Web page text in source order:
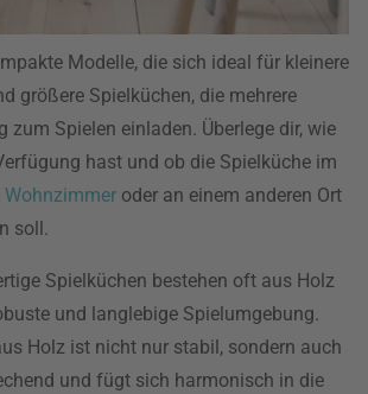
Modelle, die sich ideal für kleinere
größere Spielküchen, die mehrere
zum Spielen einladen. Überlege dir, wie
hast und ob die Spielküche im
Wohnzimmer oder an einem anderen Ort
soll.
Spielküchen bestehen oft aus Holz
und langlebige Spielumgebung.
Holz ist nicht nur stabil, sondern auch
und fügt sich harmonisch in die